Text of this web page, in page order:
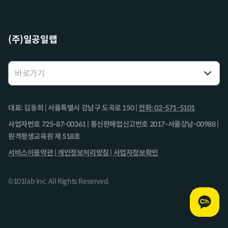
(주)일공일랩
대표: 김동희 | 서울특별시 강남구 도곡로 150 | 전화: 02-571-5101
사업자번호 725-87-00361 | 통신판매업신고번호 2017-서울강남-00988 |
원격평생교육원 제 518호
서비스이용약관 | 개인정보처리방침 | 사업자정보확인
©101lab Inc. All Rights Reserved.